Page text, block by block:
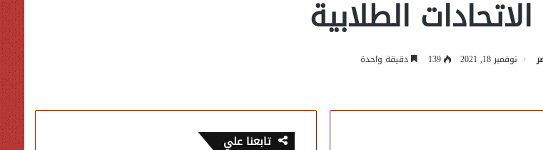
الاتحادات الطلابية
نوفمبر 18, 2021 139 دقيقة واحدة
تابعنا علي